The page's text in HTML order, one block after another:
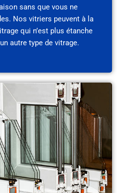
sans que vous ne
Nos vitriers peuvent à la
qui n’est plus étanche
autre type de vitrage.